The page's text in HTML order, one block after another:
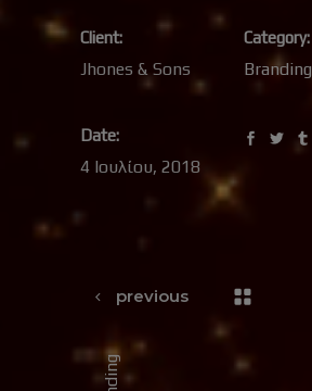
Client:
Jhones & Sons
Category:
Branding
Date:
4 Ιουλίου, 2018
previous